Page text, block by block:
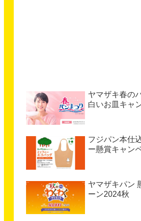
ヤマザキ春の
白いお皿キャ
フジパン本仕
ー懸賞キャン
ヤマザキパン
ーン2024秋